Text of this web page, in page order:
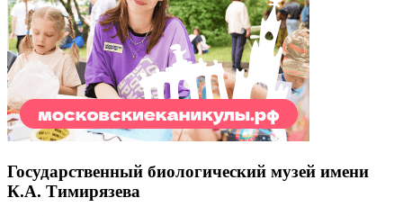
Государственный биологический музей имени
К.А. Тимирязева